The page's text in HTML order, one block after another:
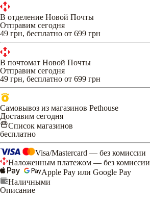
В отделение Новой Почты
Отправим сегодня
49 грн, бесплатно от 699 грн
В почтомат Новой Почты
Отправим сегодня
49 грн, бесплатно от 699 грн
Самовывоз из магазинов Pethouse
Доставим сегодня
Список магазинов
бесплатно
Visa/Mastercard — без комиссии
Наложенным платежом — без комиссии
Apple Pay или Google Pay
Наличными
Описание